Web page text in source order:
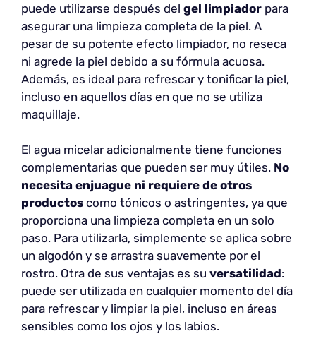
puede utilizarse después del gel limpiador para
asegurar una limpieza completa de la piel. A
pesar de su potente efecto limpiador, no reseca
ni agrede la piel debido a su fórmula acuosa.
Además, es ideal para refrescar y tonificar la piel,
incluso en aquellos días en que no se utiliza
maquillaje.
El agua micelar adicionalmente tiene funciones
complementarias que pueden ser muy útiles. No
necesita enjuague ni requiere de otros
productos como tónicos o astringentes, ya que
proporciona una limpieza completa en un solo
paso. Para utilizarla, simplemente se aplica sobre
un algodón y se arrastra suavemente por el
rostro. Otra de sus ventajas es su versatilidad:
puede ser utilizada en cualquier momento del día
para refrescar y limpiar la piel, incluso en áreas
sensibles como los ojos y los labios.